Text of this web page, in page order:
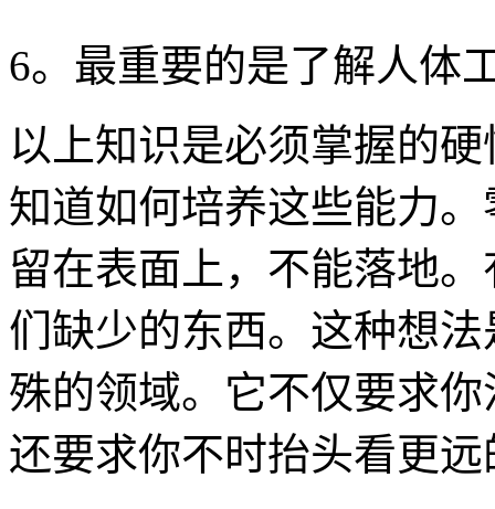
6。最重要的是了解人体
以上知识是必须掌握的
知道如何培养这些能力
留在表面上，不能落地
们缺少的东西。这种想
殊的领域。它不仅要求
还要求你不时抬头看更